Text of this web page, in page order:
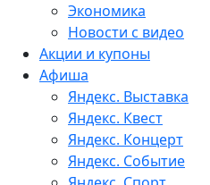
Экономика
Новости с видео
Акции и купоны
Афиша
Яндекс. Выставка
Яндекс. Квест
Яндекс. Концерт
Яндекс. Событие